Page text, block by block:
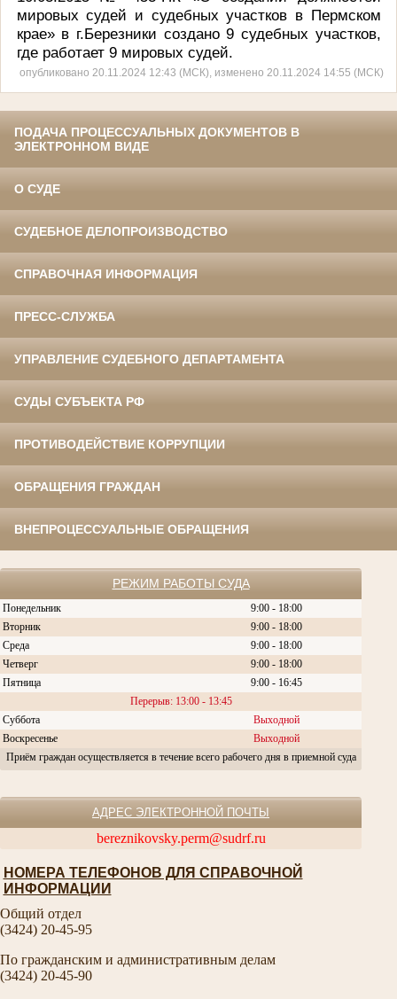
мировых судей и судебных участков в Пермском
крае» в г.Березники создано 9 судебных участков,
где работает 9 мировых судей.
опубликовано 20.11.2024 12:43 (МСК), изменено 20.11.2024 14:55 (МСК)
ПОДАЧА ПРОЦЕССУАЛЬНЫХ ДОКУМЕНТОВ В
ЭЛЕКТРОННОМ ВИДЕ
О СУДЕ
СУДЕБНОЕ ДЕЛОПРОИЗВОДСТВО
СПРАВОЧНАЯ ИНФОРМАЦИЯ
ПРЕСС-СЛУЖБА
УПРАВЛЕНИЕ СУДЕБНОГО ДЕПАРТАМЕНТА
СУДЫ СУБЪЕКТА РФ
ПРОТИВОДЕЙСТВИЕ КОРРУПЦИИ
ОБРАЩЕНИЯ ГРАЖДАН
ВНЕПРОЦЕССУАЛЬНЫЕ ОБРАЩЕНИЯ
РЕЖИМ РАБОТЫ СУДА
Понедельник
9:00 - 18:00
Вторник
9:00 - 18:00
Среда
9:00 - 18:00
Четверг
9:00 - 18:00
Пятница
9:00 - 16:45
Перерыв: 13:00 - 13:45
Суббота
Выходной
Воскресенье
Выходной
Приём граждан осуществляется в течение всего рабочего дня в приемной суда
АДРЕС ЭЛЕКТРОННОЙ ПОЧТЫ
bereznikovsky.perm@sudrf.ru
НОМЕРА ТЕЛЕФОНОВ ДЛЯ СПРАВОЧНОЙ
ИНФОРМАЦИИ
Общий отдел
(3424) 20-45-95
По гражданским и административным делам
(3424) 20-45-90